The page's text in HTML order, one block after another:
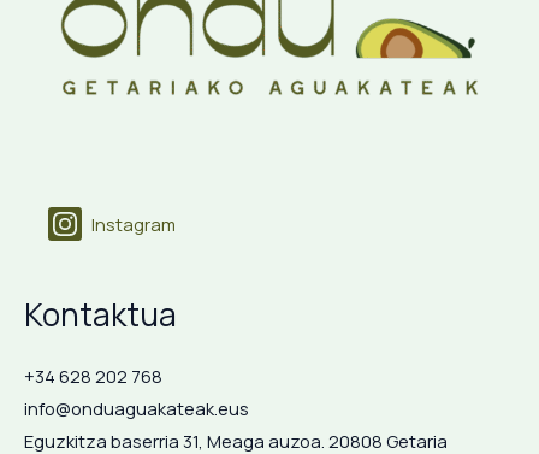
Instagram
Kontaktua
+34 628 202 768
info@onduaguakateak.eus
Eguzkitza baserria 31, Meaga auzoa. 20808 Getaria